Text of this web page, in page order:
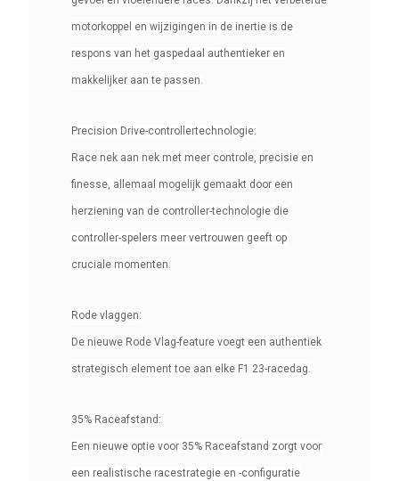
motorkoppel en wijzigingen in de inertie is de
respons van het gaspedaal authentieker en
makkelijker aan te passen.
Precision Drive-controllertechnologie:
Race nek aan nek met meer controle, precisie en
finesse, allemaal mogelijk gemaakt door een
herziening van de controller-technologie die
controller-spelers meer vertrouwen geeft op
cruciale momenten.
Rode vlaggen:
De nieuwe Rode Vlag-feature voegt een authentiek
strategisch element toe aan elke F1 23-racedag.
35% Raceafstand:
Een nieuwe optie voor 35% Raceafstand zorgt voor
een realistische racestrategie en -configuratie